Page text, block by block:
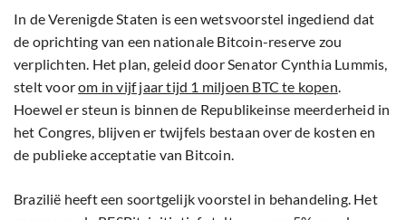
In de Verenigde Staten is een wetsvoorstel ingediend dat
de oprichting van een nationale Bitcoin-reserve zou
verplichten. Het plan, geleid door Senator Cynthia Lummis,
stelt voorom in vijf jaar tijd 1 miljoen BTC te kopen.
Hoewel er steun is binnen de Republikeinse meerderheid in
het Congres, blijven er twijfels bestaan over de kosten en
de publieke acceptatie van Bitcoin.
Brazilië heeft een soortgelijk voorstel in behandeling. Het